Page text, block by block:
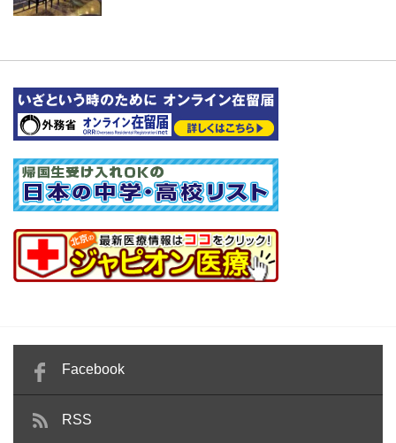
Facebook
RSS